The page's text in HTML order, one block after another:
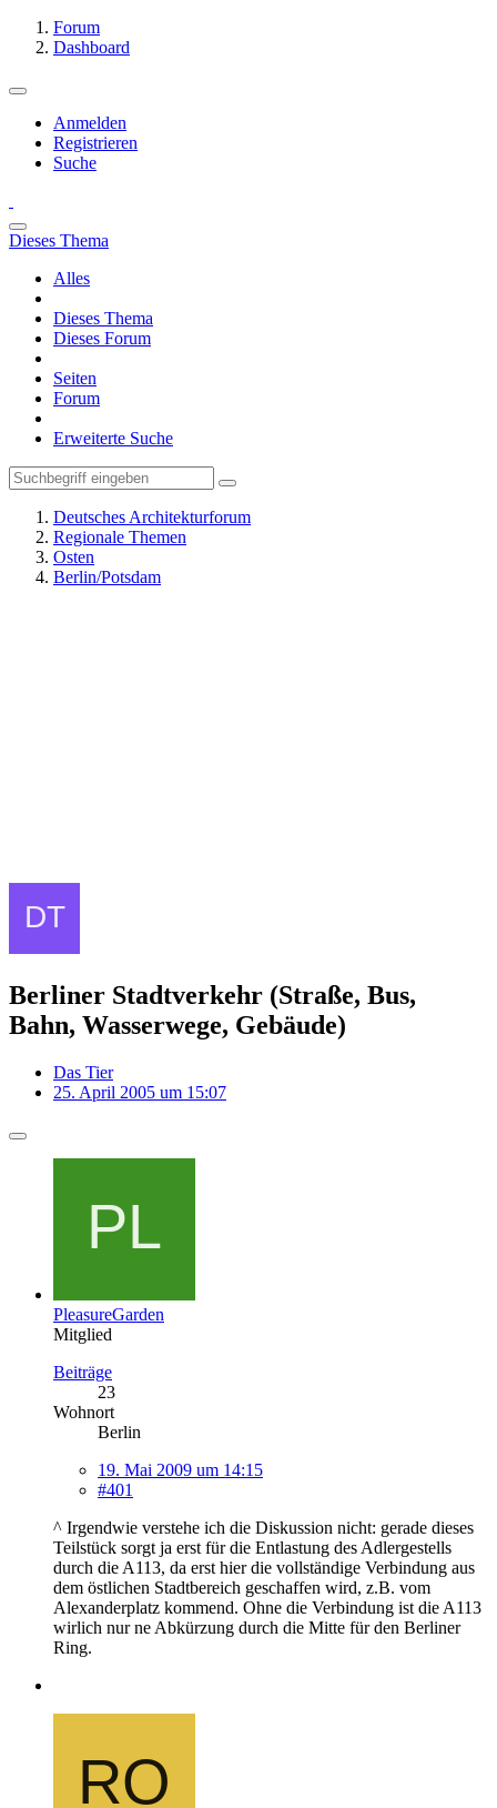
Forum
Dashboard
Anmelden
Registrieren
Suche
Dieses Thema
Alles
Dieses Thema
Dieses Forum
Seiten
Forum
Erweiterte Suche
Deutsches Architekturforum
Regionale Themen
Osten
Berlin/Potsdam
Berliner Stadtverkehr (Straße, Bus,
Bahn, Wasserwege, Gebäude)
Das Tier
25. April 2005 um 15:07
PleasureGarden
Mitglied
Beiträge
23
Wohnort
Berlin
19. Mai 2009 um 14:15
#401
^ Irgendwie verstehe ich die Diskussion nicht: gerade dieses
Teilstück sorgt ja erst für die Entlastung des Adlergestells
durch die A113, da erst hier die vollständige Verbindung aus
dem östlichen Stadtbereich geschaffen wird, z.B. vom
Alexanderplatz kommend. Ohne die Verbindung ist die A113
wirlich nur ne Abkürzung durch die Mitte für den Berliner
Ring.